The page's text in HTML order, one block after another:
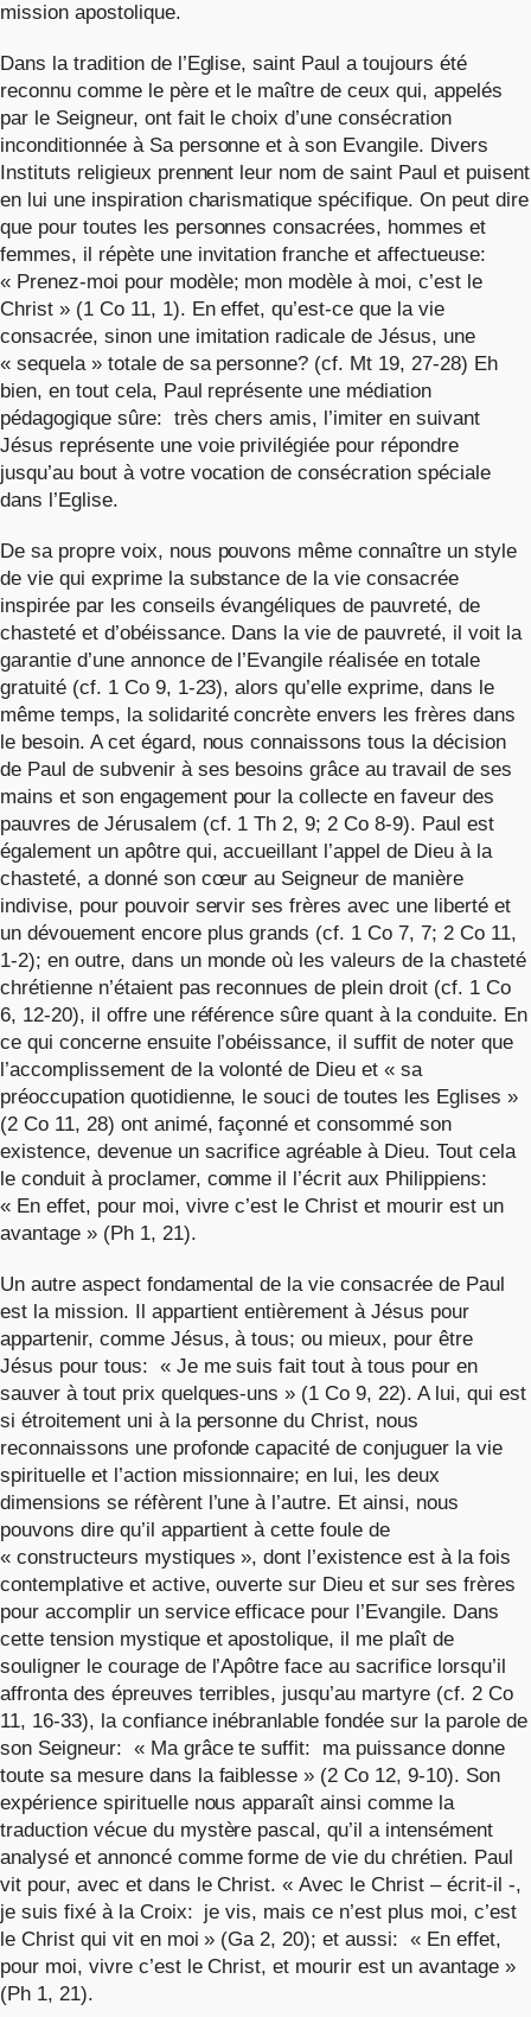
mission apostolique.
Dans la tradition de l’Eglise, saint Paul a toujours été
reconnu comme le père et le maître de ceux qui, appelés
par le Seigneur, ont fait le choix d’une consécration
inconditionnée à Sa personne et à son Evangile. Divers
Instituts religieux prennent leur nom de saint Paul et puisent
en lui une inspiration charismatique spécifique. On peut dire
que pour toutes les personnes consacrées, hommes et
femmes, il répète une invitation franche et affectueuse:
« Prenez-moi pour modèle; mon modèle à moi, c’est le
Christ » (1 Co 11, 1). En effet, qu’est-ce que la vie
consacrée, sinon une imitation radicale de Jésus, une
« sequela » totale de sa personne? (cf. Mt 19, 27-28) Eh
bien, en tout cela, Paul représente une médiation
pédagogique sûre: très chers amis, l’imiter en suivant
Jésus représente une voie privilégiée pour répondre
jusqu’au bout à votre vocation de consécration spéciale
dans l’Eglise.
De sa propre voix, nous pouvons même connaître un style
de vie qui exprime la substance de la vie consacrée
inspirée par les conseils évangéliques de pauvreté, de
chasteté et d’obéissance. Dans la vie de pauvreté, il voit la
garantie d’une annonce de l’Evangile réalisée en totale
gratuité (cf. 1 Co 9, 1-23), alors qu’elle exprime, dans le
même temps, la solidarité concrète envers les frères dans
le besoin. A cet égard, nous connaissons tous la décision
de Paul de subvenir à ses besoins grâce au travail de ses
mains et son engagement pour la collecte en faveur des
pauvres de Jérusalem (cf. 1 Th 2, 9; 2 Co 8-9). Paul est
également un apôtre qui, accueillant l’appel de Dieu à la
chasteté, a donné son cœur au Seigneur de manière
indivise, pour pouvoir servir ses frères avec une liberté et
un dévouement encore plus grands (cf. 1 Co 7, 7; 2 Co 11,
1-2); en outre, dans un monde où les valeurs de la chasteté
chrétienne n’étaient pas reconnues de plein droit (cf. 1 Co
6, 12-20), il offre une référence sûre quant à la conduite. En
ce qui concerne ensuite l’obéissance, il suffit de noter que
l’accomplissement de la volonté de Dieu et « sa
préoccupation quotidienne, le souci de toutes les Eglises »
(2 Co 11, 28) ont animé, façonné et consommé son
existence, devenue un sacrifice agréable à Dieu. Tout cela
le conduit à proclamer, comme il l’écrit aux Philippiens:
« En effet, pour moi, vivre c’est le Christ et mourir est un
avantage » (Ph 1, 21).
Un autre aspect fondamental de la vie consacrée de Paul
est la mission. Il appartient entièrement à Jésus pour
appartenir, comme Jésus, à tous; ou mieux, pour être
Jésus pour tous: « Je me suis fait tout à tous pour en
sauver à tout prix quelques-uns » (1 Co 9, 22). A lui, qui est
si étroitement uni à la personne du Christ, nous
reconnaissons une profonde capacité de conjuguer la vie
spirituelle et l’action missionnaire; en lui, les deux
dimensions se réfèrent l’une à l’autre. Et ainsi, nous
pouvons dire qu’il appartient à cette foule de
« constructeurs mystiques », dont l’existence est à la fois
contemplative et active, ouverte sur Dieu et sur ses frères
pour accomplir un service efficace pour l’Evangile. Dans
cette tension mystique et apostolique, il me plaît de
souligner le courage de l’Apôtre face au sacrifice lorsqu’il
affronta des épreuves terribles, jusqu’au martyre (cf. 2 Co
11, 16-33), la confiance inébranlable fondée sur la parole de
son Seigneur: « Ma grâce te suffit: ma puissance donne
toute sa mesure dans la faiblesse » (2 Co 12, 9-10). Son
expérience spirituelle nous apparaît ainsi comme la
traduction vécue du mystère pascal, qu’il a intensément
analysé et annoncé comme forme de vie du chrétien. Paul
vit pour, avec et dans le Christ. « Avec le Christ – écrit-il -,
je suis fixé à la Croix: je vis, mais ce n’est plus moi, c’est
le Christ qui vit en moi » (Ga 2, 20); et aussi: « En effet,
pour moi, vivre c’est le Christ, et mourir est un avantage »
(Ph 1, 21).